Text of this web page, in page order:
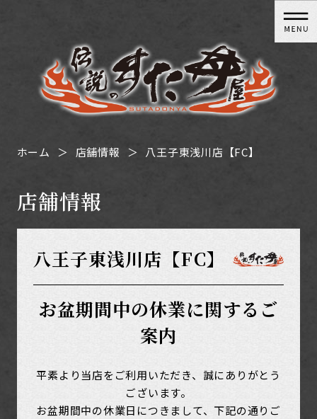
ホーム 店舗情報 八王子東浅川店【FC】
店舗情報
八王子東浅川店【FC】
お盆期間中の休業に関するご
案内
平素より当店をご利用いただき、誠にありがとう
ございます。
お盆期間中の休業日につきまして、下記の通りご